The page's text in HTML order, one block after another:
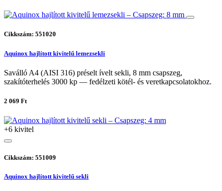
Cikkszám: 551020
Aquinox hajlított kivitelű lemezsekli
Saválló A4 (AISI 316) préselt ívelt sekli, 8 mm csapszeg,
szakítóterhelés 3000 kp — fedélzeti kötél- és veretkapcsolatokhoz.
2 069 Ft
+6 kivitel
Cikkszám: 551009
Aquinox hajlított kivitelű sekli